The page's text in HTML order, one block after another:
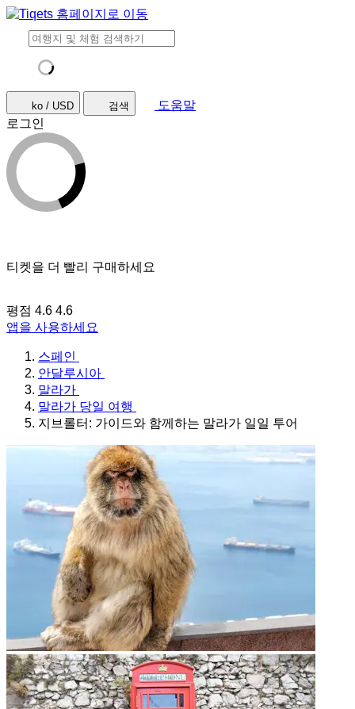
ko / USD 검색
도움말
로그인
티켓을 더 빨리 구매하세요
평점 4.6 4.6
앱을 사용하세요
스페인
안달루시아
말라가
말라가 당일 여행
지브롤터: 가이드와 함께하는 말라가 일일 투어